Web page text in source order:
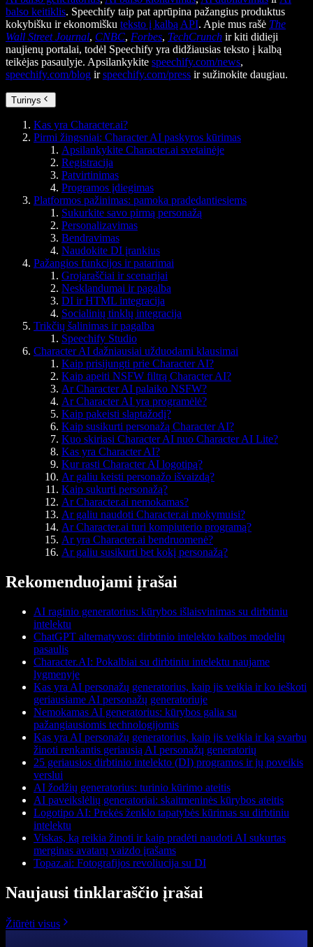
balso keitiklis. Speechify taip pat aprūpina pažangius produktus
kokybišku ir ekonomišku teksto į kalbą API. Apie mus rašė The
Wall Street Journal, CNBC, Forbes, TechCrunch ir kiti didieji
naujienų portalai, todėl Speechify yra didžiausias teksto į kalbą
teikėjas pasaulyje. Apsilankykite speechify.com/news,
speechify.com/blog irspeechify.com/press ir sužinokite daugiau.
Turinys
Kas yra Character.ai?
Pirmi žingsniai: Character AI paskyros kūrimas
Apsilankykite Character.ai svetainėje
Registracija
Patvirtinimas
Programos įdiegimas
Platformos pažinimas: pamoka pradedantiesiems
Sukurkite savo pirmą personažą
Personalizavimas
Bendravimas
Naudokite DI įrankius
Pažangios funkcijos ir patarimai
Grojaraščiai ir scenarijai
Nesklandumai ir pagalba
DI ir HTML integracija
Socialinių tinklų integracija
Trikčių šalinimas ir pagalba
Speechify Studio
Character AI dažniausiai užduodami klausimai
Kaip prisijungti prie Character AI?
Kaip apeiti NSFW filtrą Character AI?
Ar Character AI palaiko NSFW?
Ar Character AI yra programėlė?
Kaip pakeisti slaptažodį?
Kaip susikurti personažą Character AI?
Kuo skiriasi Character AI nuo Character AI Lite?
Kas yra Character AI?
Kur rasti Character AI logotipą?
Ar galiu keisti personažo išvaizdą?
Kaip sukurti personažą?
Ar Character.ai nemokamas?
Ar galiu naudoti Character.ai mokymuisi?
Ar Character.ai turi kompiuterio programą?
Ar yra Character.ai bendruomenė?
Ar galiu susikurti bet kokį personažą?
Rekomenduojami įrašai
AI raginio generatorius: kūrybos išlaisvinimas su dirbtiniu
intelektu
ChatGPT alternatyvos: dirbtinio intelekto kalbos modelių
pasaulis
Character.AI: Pokalbiai su dirbtiniu intelektu naujame
lygmenyje
Kas yra AI personažų generatorius, kaip jis veikia ir ko ieškoti
geriausiame AI personažų generatoriuje
Nemokamas AI generatorius: kūrybos galia su
pažangiausiomis technologijomis
Kas yra AI personažų generatorius, kaip jis veikia ir ką svarbu
žinoti renkantis geriausią AI personažų generatorių
25 geriausios dirbtinio intelekto (DI) programos ir jų poveikis
verslui
AI žodžių generatorius: turinio kūrimo ateitis
AI paveikslėlių generatoriai: skaitmeninės kūrybos ateitis
Logotipo AI: Prekės ženklo tapatybės kūrimas su dirbtiniu
intelektu
Viskas, ką reikia žinoti ir kaip pradėti naudoti AI sukurtas
merginas avatarų vaizdo įrašams
Topaz.ai: Fotografijos revoliucija su DI
Naujausi tinklaraščio įrašai
Žiūrėti visus